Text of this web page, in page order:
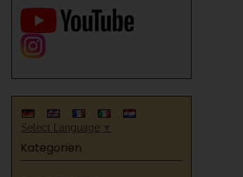
Select Language ▼
Kategorien